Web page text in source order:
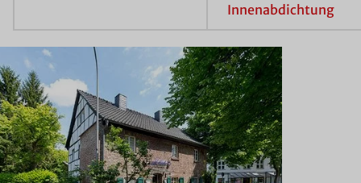
Innenabdichtung